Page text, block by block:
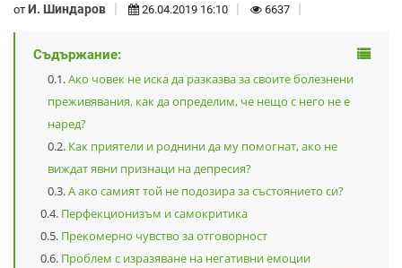
от И. Шиндаров 26.04.2019 16:10 6637
Съдържание:
Ако човек не иска да разказва за своите болезнени
преживявания, как да определим, че нещо с него не е
наред?
Как приятели и роднини да му помогнат, ако не
виждат явни признаци на депресия?
А ако самият той не подозира за състоянието си?
Перфекционизъм и самокритика
Прекомерно чувство за отговорност
Проблем с изразяване на негативни емоции